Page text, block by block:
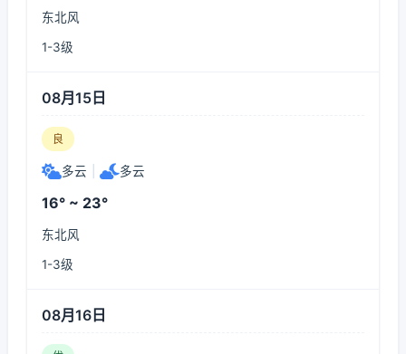
东北风
1-3级
08月15日
良
多云 多云
16° ~ 23°
东北风
1-3级
08月16日